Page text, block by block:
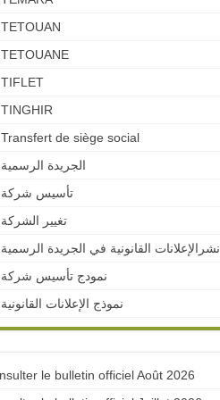
TETOUAN
TETOUANE
TIFLET
TINGHIR
Transfert de siège social
الجريدة الرسمية
تأسيس شركة
تغيير الشركة
نشرالإعلانات القانونية في الجريدة الرسمية
نمودج تأسيس شركة
نموذج الإعلانات القانونية
le bulletin officiel Août 2026